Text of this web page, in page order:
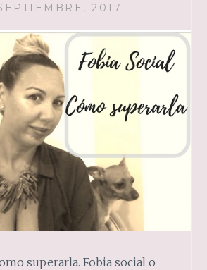
2017
superarla. Fobia social o